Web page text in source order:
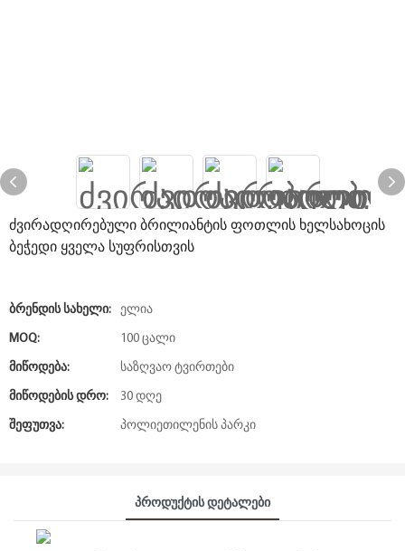
ძვირადღირებული ბრილიანტის ფოთლის ხელსახოცის
ბეჭედი ყველა სუფრისთვის
Ბრენდის Სახელი: ელია
MOQ: 100 ცალი
Მიწოდება: საზღვაო ტვირთები
Მიწოდების Დრო: 30 დღე
Შეფუთვა: პოლიეთილენის პარკი
Პროდუქტის Დეტალები